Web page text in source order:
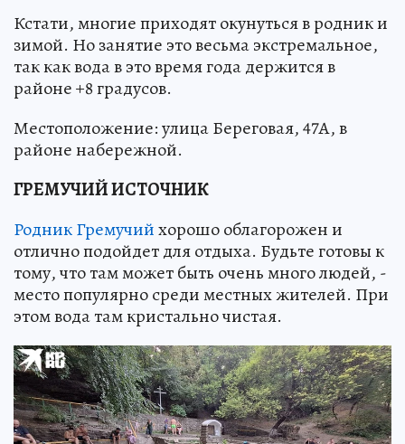
Кстати, многие приходят окунуться в родник и
зимой. Но занятие это весьма экстремальное,
так как вода в это время года держится в
районе +8 градусов.
Местоположение: улица Береговая, 47А, в
районе набережной.
ГРЕМУЧИЙ ИСТОЧНИК
Родник Гремучийхорошо облагорожен и
отлично подойдет для отдыха. Будьте готовы к
тому, что там может быть очень много людей, -
место популярно среди местных жителей. При
этом вода там кристально чистая.